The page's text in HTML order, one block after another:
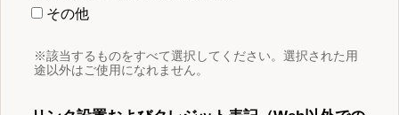
その他
※該当するものをすべて選択してください。選択された用
途以外はご使用になれません。